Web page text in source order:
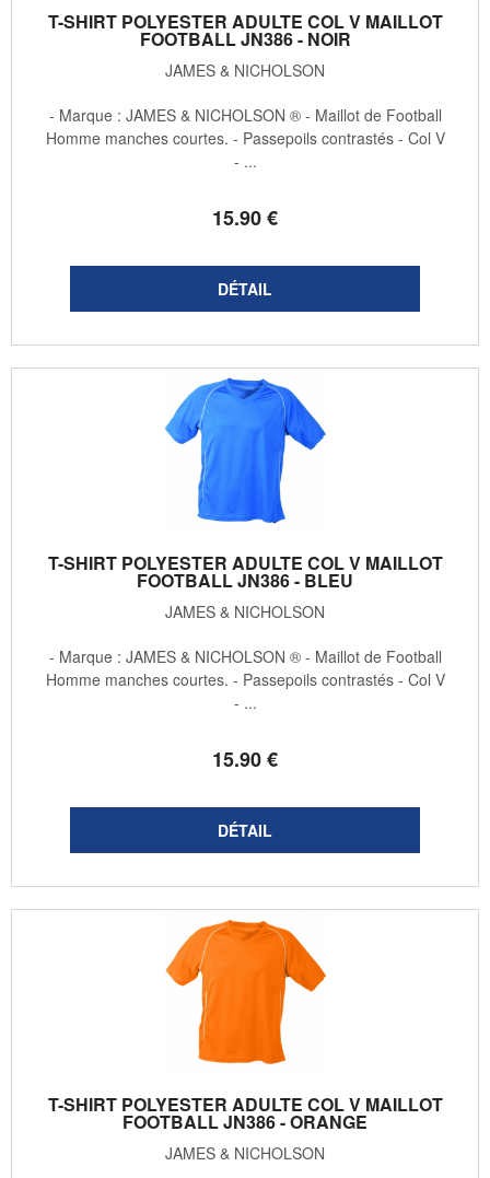
T-SHIRT POLYESTER ADULTE COL V MAILLOT
FOOTBALL JN386 - NOIR
JAMES & NICHOLSON
15.90€
- Marque : JAMES & NICHOLSON ® - Maillot de Football
Homme manches courtes. - Passepoils contrastés - Col V
- ...
T-SHIRT POLYESTER ADULTE COL V MAILLOT
FOOTBALL JN386 - BLEU
JAMES & NICHOLSON
15.90€
- Marque : JAMES & NICHOLSON ® - Maillot de Football
Homme manches courtes. - Passepoils contrastés - Col V
- ...
T-SHIRT POLYESTER ADULTE COL V MAILLOT
FOOTBALL JN386 - ORANGE
JAMES & NICHOLSON